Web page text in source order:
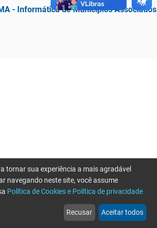
- Informática de Municípios Associados
web
Notícias
more_horiz
Mais
tornar sua experiência a mais agradável
navegando neste site, você assume
Política de Cookies e Política de privacidade
Recusar Aceitar todos
por favor tente novamente